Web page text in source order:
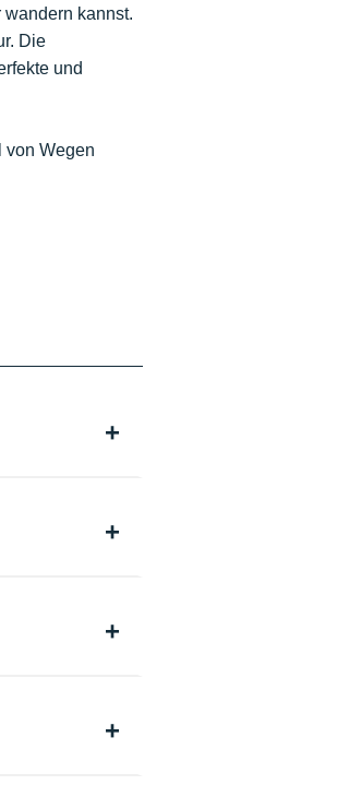
wandern kannst.
Die
und
von Wegen